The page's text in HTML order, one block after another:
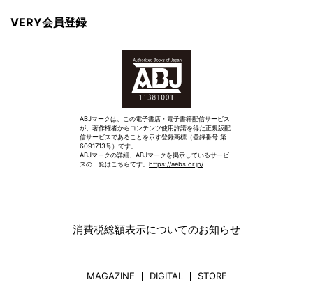
VERY会員登録
ABJマークは、この電子書店・電子書籍配信サービス
が、著作権者からコンテンツ使用許諾を得た正規版配
信サービスであることを示す登録商標（登録番号 第
6091713号）です。
ABJマークの詳細、ABJマークを掲示しているサービ
スの一覧はこちらです。 https://aebs.or.jp/
消費税総額表示についてのお知らせ
MAGAZINE DIGITAL
STORE